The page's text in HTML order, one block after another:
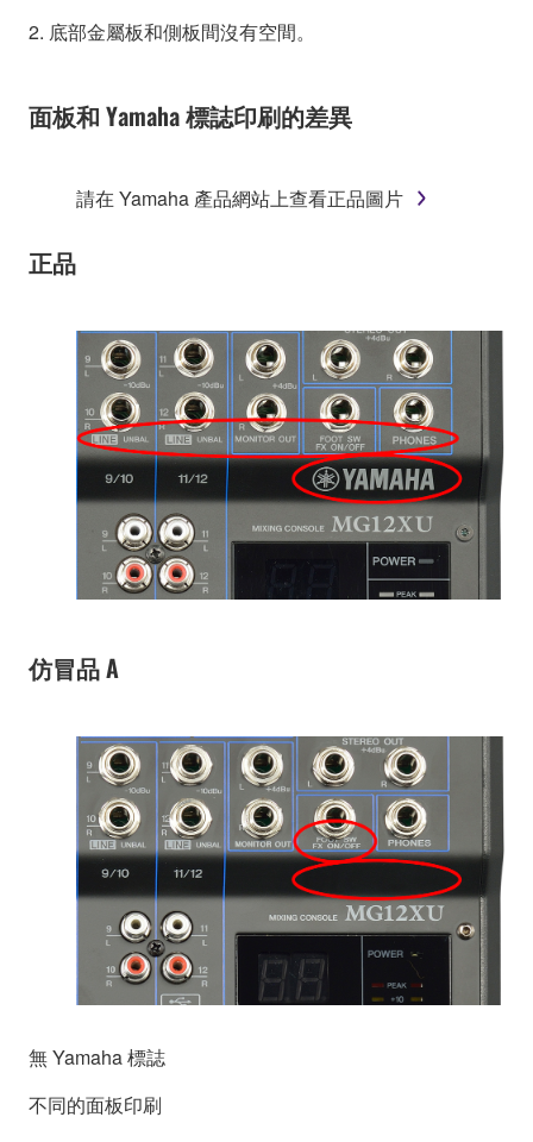
2. 底部金屬板和側板間沒有空間。
面板和 Yamaha 標誌印刷的差異
請在 Yamaha 產品網站上查看正品圖片
正品
仿冒品 A
無 Yamaha 標誌
不同的面板印刷